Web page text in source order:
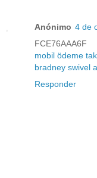
Anónimo 4 de
FCE76AAA6F
mobil ödeme
bradney swivel
Responder